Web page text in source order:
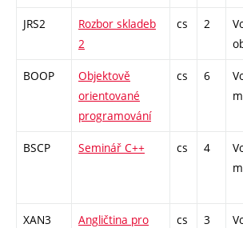
JRS2
Rozbor skladeb
2
cs 2
BOOP
Objektově
orientované
programování
cs 6
BSCP Seminář C++ cs 4
XAN3
Angličtina pro
cs 3